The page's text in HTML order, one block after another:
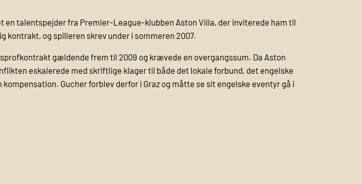
talentspejder fra Premier-League-klubben Aston Villa, der inviterede ham til
og spilleren skrev under i sommeren 2007.
gældende frem til 2009 og krævede en overgangssum. Da Aston
eskalerede med skriftlige klager til både det lokale forbund, det engelske
Gucher forblev derfor i Graz og måtte se sit engelske eventyr gå i